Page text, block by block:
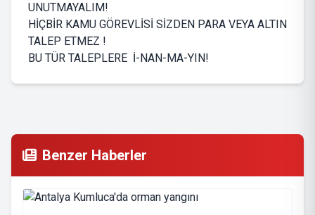
UNUTMAYALIM!
HİÇBİR KAMU GÖREVLİSİ SİZDEN PARA VEYA ALTIN
TALEP ETMEZ !
BU TÜR TALEPLERE İ-NAN-MA-YIN!
Benzer Haberler